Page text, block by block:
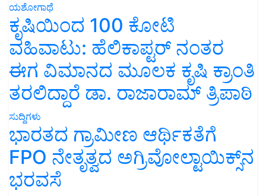
ಯಶೋಗಾಥೆ
ಕೃಷಿಯಿಂದ 100 ಕೋಟಿ
ವಹಿವಾಟು: ಹೆಲಿಕಾಪ್ಟರ್ ನಂತರ
ಈಗ ವಿಮಾನದ ಮೂಲಕ ಕೃಷಿ ಕ್ರಾಂತಿ
ತರಲಿದ್ದಾರೆ ಡಾ. ರಾಜಾರಾಮ್ ತ್ರಿಪಾಠಿ
ಸುದ್ದಿಗಳು
ಭಾರತದ ಗ್ರಾಮೀಣ ಆರ್ಥಿಕತೆಗೆ
FPO ನೇತೃತ್ವದ ಅಗ್ರಿವೋಲ್ಟಾಯಿಕ್ಸ್‌ನ
ಭರವಸೆ